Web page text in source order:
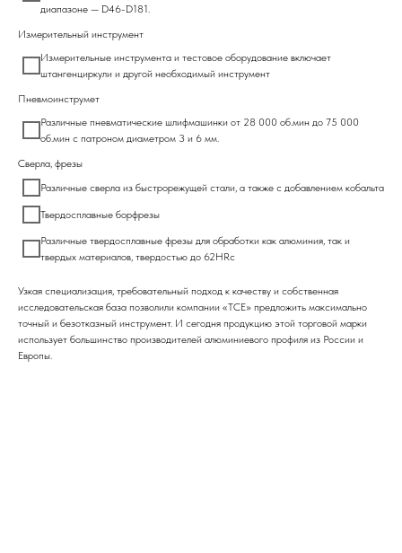
диапазоне — D46-D181.
Измерительный инструмент
Измерительные инструмента и тестовое оборудование включает
штангенциркули и другой необходимый инструмент
Пневмоинструмет
Различные пневматические шлифмашинки от 28 000 об.мин до 75 000
об.мин с патроном диаметром 3 и 6 мм.
Сверла, фрезы
Различные сверла из быстрорежущей стали, а также с добавлением кобальта
Твердосплавные борфрезы
Различные твердосплавные фрезы для обработки как алюминия, так и
твердых материалов, твердостью до 62HRc
Узкая специализация, требовательный подход к качеству и собственная
исследовательская база позволили компании «TCE» предложить максимально
точный и безотказный инструмент. И сегодня продукцию этой торговой марки
использует большинство производителей алюминиевого профиля из России и
Европы.